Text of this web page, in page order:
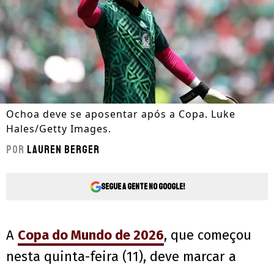
Ochoa deve se aposentar após a Copa. Luke
Hales/Getty Images.
Por Lauren Berger
Segue a gente no Google!
A Copa do Mundo de 2026, que começou
nesta quinta-feira (11), deve marcar a